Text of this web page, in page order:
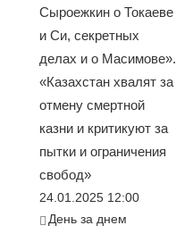
Сыроежкин о Токаеве
и Си, секретных
делах и о Масимове».
«Казахстан хвалят за
отмену смертной
казни и критикуют за
пытки и ограничения
свобод»
24.01.2025 12:00
День за днем